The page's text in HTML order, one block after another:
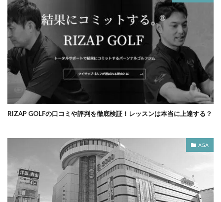
RIZAP GOLFの口コミや評判を徹底検証！レッスンは本当に上達する？
AGA